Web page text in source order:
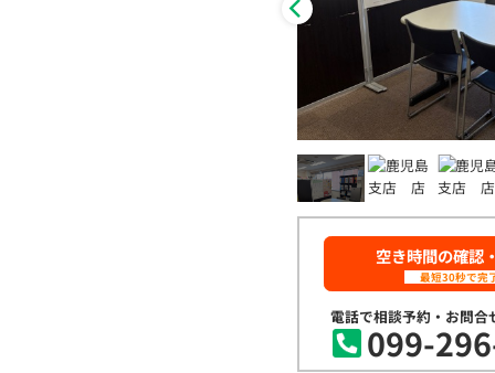
電話で相談予約・お問合
099-
空き時間の確認
最短30秒で完